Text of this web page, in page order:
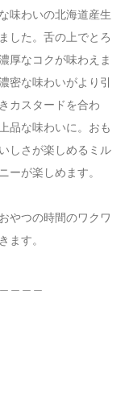
味わいの北海道産生
した。舌の上でとろ
厚なコクが味わえま
密な味わいがより引
カスタードを合わ
品な味わいに。おも
しさが楽しめるミル
ーが楽しめます。
やつの時間のワクワ
ます。